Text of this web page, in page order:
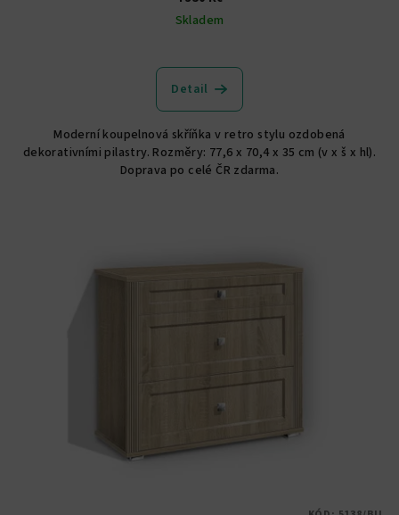
Skladem
Detail
Moderní koupelnová skříňka v retro stylu ozdobená
dekorativními pilastry. Rozměry: 77,6 x 70,4 x 35 cm (v x š x hl).
Doprava po celé ČR zdarma.